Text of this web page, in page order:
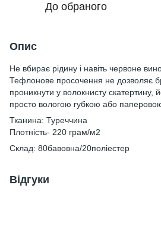
До обраного
Опис
Не вбирає рідину і навіть червоне
Тефлонове просочення не дозволяє
проникнути у волокнисту скатертину,
просто вологою губкою або
Тканина: Туреччина
Плотність- 220 грам/м2
Склад: 80бавовна/20поліестер
Відгуки